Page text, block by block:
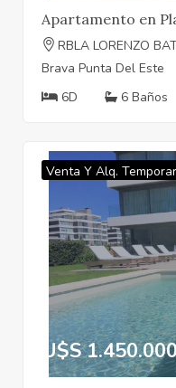
Apartamento en
RBLA LORENZO
Brava Punta Del Este
6D
6 Baños
Venta Y Alq.
U$S